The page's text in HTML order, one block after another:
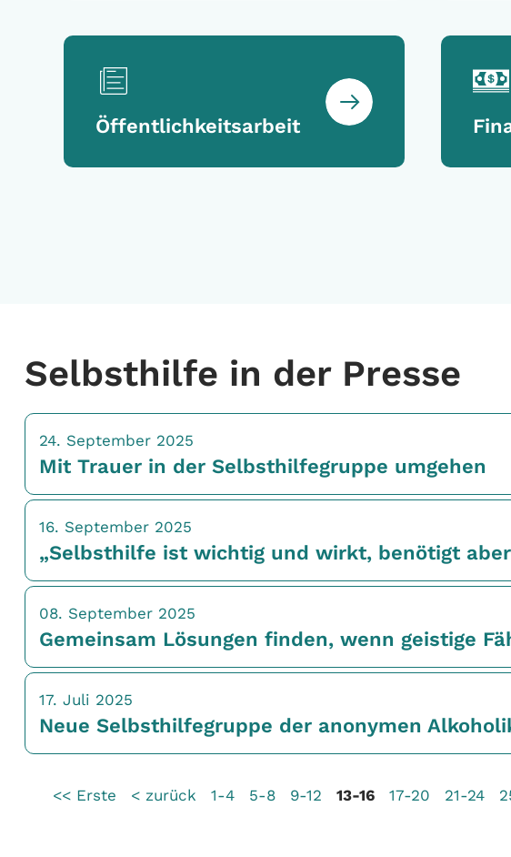
Öffentlichkeitsarbeit
Selbsthilfe in der Presse
24. September 2025
Mit Trauer in der Selbsthilfegruppe umgehen
16. September 2025
„Selbsthilfe ist wichtig und wirkt, benötigt
08. September 2025
Gemeinsam Lösungen finden, wenn geistige
17. Juli 2025
Neue Selbsthilfegruppe der anonymen
<< Erste < zurück 1-4 5-8 9-12 13-16 17-20 21-24